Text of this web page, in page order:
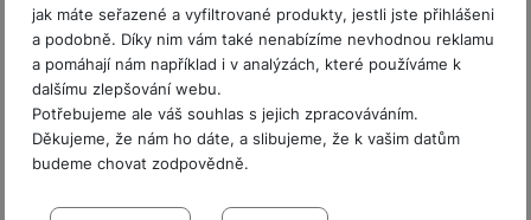
jak máte seřazené a vyfiltrované produkty, jestli jste přihlášeni
a podobně. Díky nim vám také nenabízíme nevhodnou reklamu
a pomáhají nám například i v analýzách, které používáme k
dalšímu zlepšování webu.
Potřebujeme ale váš souhlas s jejich zpracováváním.
Děkujeme, že nám ho dáte, a slibujeme, že k vašim datům
budeme chovat zodpovědně.
Nastavení souhlasů s kategoriemi
k
u
p
y
8 prodejen v ČR
Sdružení